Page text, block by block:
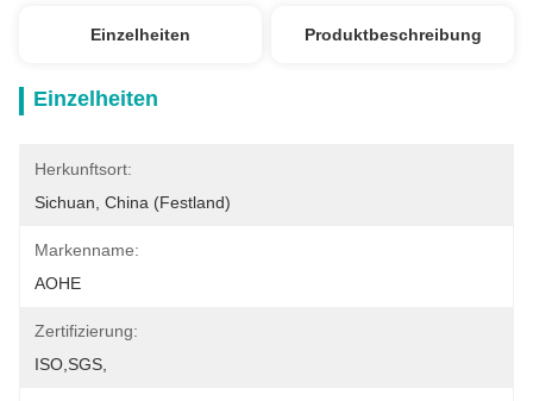
Einzelheiten Produktbeschreibung
Einzelheiten
Herkunftsort:
Sichuan, China (Festland)
Markenname:
AOHE
Zertifizierung:
ISO,SGS,